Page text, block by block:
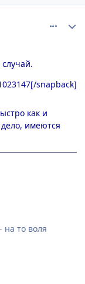
[/snapback]
как и
имеются
на то воля